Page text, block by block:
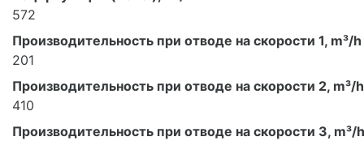
572
Производительность при отводе на скорости 1, m³/h
201
Производительность при отводе на скорости 2, m³/h
410
Производительность при отводе на скорости 3, m³/h